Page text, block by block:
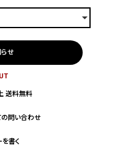
せ
送料無料
問い合わせ
を書く